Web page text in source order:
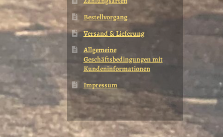
Bestellvorgang
Versand & Lieferung
Allgemeine
Geschäftsbedingungen mit
Kundeninformationen
Impressum